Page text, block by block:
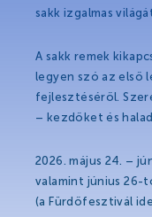
Heilbad
Heilbad
Wellness&Spa
sakk izgalmas
A sakk remek
legyen szó az első
fejlesztéséről.
– kezdőket és
2026. május 24. –
valamint június 26-
(a Fürdőfesztivál